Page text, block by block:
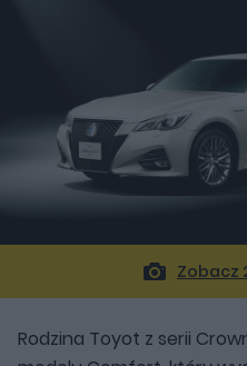
Zobacz
Rodzina Toyot z serii